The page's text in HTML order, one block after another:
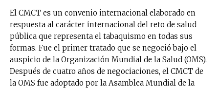
El CMCT es un convenio internacional elaborado en
respuesta al carácter internacional del reto de salud
pública que representa el tabaquismo en todas sus
formas. Fue el primer tratado que se negoció bajo el
auspicio de la Organización Mundial de la Salud (OMS).
Después de cuatro años de negociaciones, el CMCT de
la OMS fue adoptado por la Asamblea Mundial de la